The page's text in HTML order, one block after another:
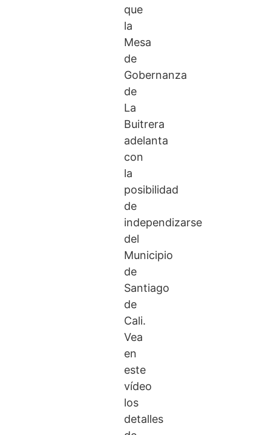
que
la
Mesa
de
Gobernanza
de
La
Buitrera
adelanta
con
la
posibilidad
de
independizarse
del
Municipio
de
Santiago
de
Cali.
Vea
en
este
vídeo
los
detalles